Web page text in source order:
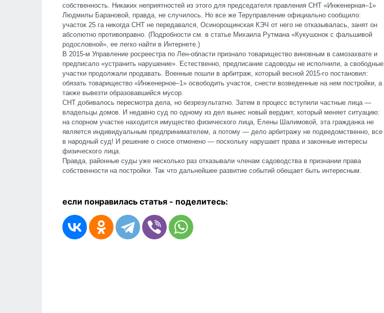
собственность. Никаких неприятностей из этого для председателя правления СНТ «Инженерная–1»
Людмилы Барановой, правда, не случилось. Но все же Теруправление официально сообщило:
участок 25 га никогда СНТ не передавался, Осинорощинская КЭЧ от него не отказывалась, занят он
абсолютно противоправно. (Подробности см. в статье Михаила Рутмана «Кукушонок с фальшивой
родословной», ее легко найти в Интернете.)
В 2015-м Управление росреестра по Лен-области признало товарищество виновным в самозахвате и
предписало «устранить нарушение». Естественно, предписание садоводы не исполнили, а свободные
участки продолжали продавать. Военные пошли в арбитраж, который весной 2015-го постановил:
обязать товарищество «Инженерное–1» освободить участок, снести возведенные на нем постройки, а
также вывезти образовавшийся мусор.
СНТ добивалось пересмотра дела, но безрезультатно. Затем в процесс вступили частные лица —
владельцы домов. И недавно суд по одному из дел вынес новый вердикт, который меняет ситуацию:
на спорном участке находится имущество физического лица, Елены Шалимовой, эта гражданка не
является индивидуальным предпринимателем, а потому — дело арбитражу не подведомственно, все
в народный суд! И решение о сносе отменено — поскольку нарушает права и законные интересы
физического лица.
Правда, районные суды уже несколько раз отказывали членам садоводства в признании права
собственности на постройки. Так что дальнейшее развитие событий обещает быть интересным.
если понравилась статья - поделитесь: